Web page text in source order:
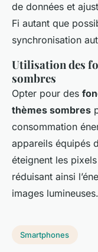
de données et
Fi autant que
synchronisation
Utilisation des
sombres
Opter pour des
thèmes sombres
consommation
appareils équipés
éteignent les
réduisant ainsi
images lumineuses.
Smartphones